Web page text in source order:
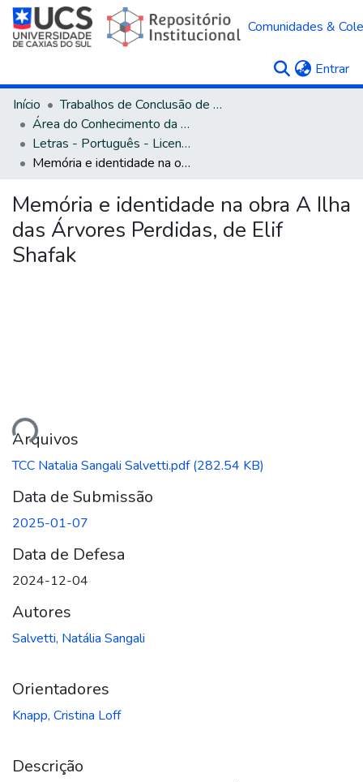
Comunidades &
Entrar
Início
Trabalhos de Conclusão de Curso
Área do Conhecimento da Linguística, Letras e Artes
Letras - Português - Licenciatura
Memória e identidade na obra A Ilha das Árvores Perdidas, de Elif Shafak
Memória e identidade na obra A Ilha
das Árvores Perdidas, de Elif
Shafak
Arquivos
TCC Natalia Sangali Salvetti.pdf(282.54 KB)
Data de Submissão
2025-01-07
Data de Defesa
2024-12-04
Autores
Salvetti, Natália Sangali
Orientadores
Knapp, Cristina Loff
Descrição